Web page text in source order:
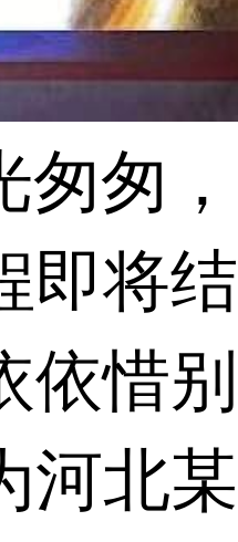
匆匆
即将
依惜
河北